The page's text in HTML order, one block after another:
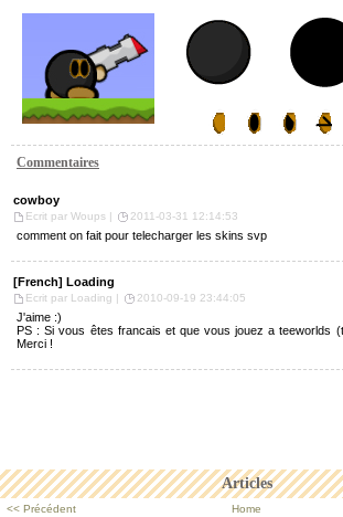
Articles
<< Précédent Home
Commentaires
cowboy
Ecrit par Woups | 2011-03-31 12:14:53
comment on fait pour telecharger les skins svp
[French] Loading
Ecrit par Loading | 2010-09-19 23:44:05
J'aime :)
PS : Si vous êtes francais et que vous jouez a teeworlds
Merci !